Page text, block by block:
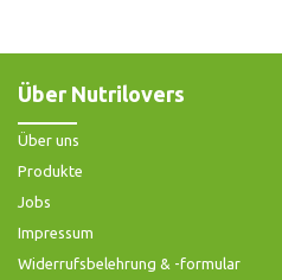
Über Nutrilovers
Über uns
Produkte
Jobs
Impressum
Widerrufsbelehrung & -formular